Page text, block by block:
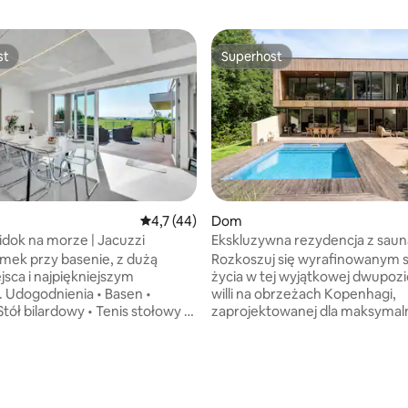
liczba recenzji: 114
Średnia ocena: 4,7 na 5, liczba recenzji: 44
4,7 (44)
na morze | Jacuzzi
przy basenie, z dużą
i najpiękniejszym
Superhost
Superhost
Dom
Ekskluzywna rezydencja z
i basenem
Rozkoszuj się wyrafinowanym
życia w tej wyjątkowej
willi na obrzeżach Kopenhagi,
zaprojektowanej dla